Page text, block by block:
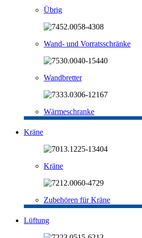
Übrig
Wand- und Vorratsschränke
Wandbretter
Wärmeschranke
Kräne
Kräne
Zubehören für Kräne
Lüftung